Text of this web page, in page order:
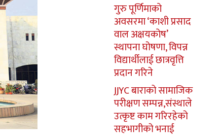
गुरु पूर्णिमाको
अवसरमा ‘काशी प्रसाद
वाल अक्षयकोष’
स्थापना घोषणा, विपन्न
विद्यार्थीलाई छात्रवृत्ति
प्रदान गरिने
JJYC बाराको सामाजिक
परीक्षण सम्पन्न,संस्थाले
उत्कृष्ट काम गरिरहेको
सहभागीको भनाई